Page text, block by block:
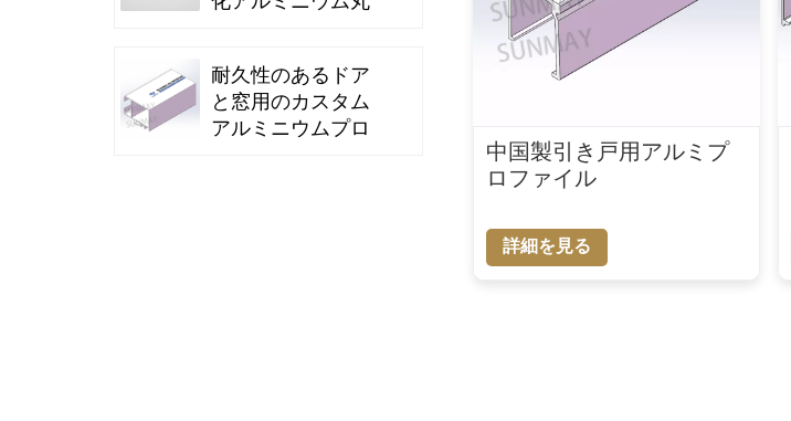
中国製引き戸用アルミプ
ロファイル
詳細を見る
耐久性のあるドア
と窓用のカスタム
アルミニウムプロ